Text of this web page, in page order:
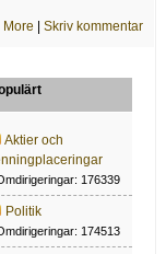
More |Skriv kommentar
Aktier och
176339
Politik
174513